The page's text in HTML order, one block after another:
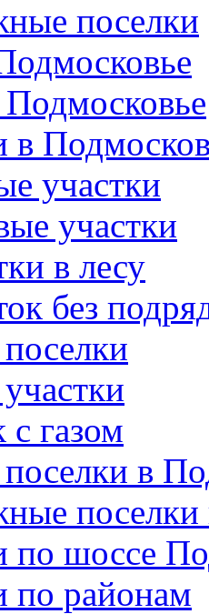
поселки
в
участки
участки
в лесу
без
с газом
в
по шоссе
по районам